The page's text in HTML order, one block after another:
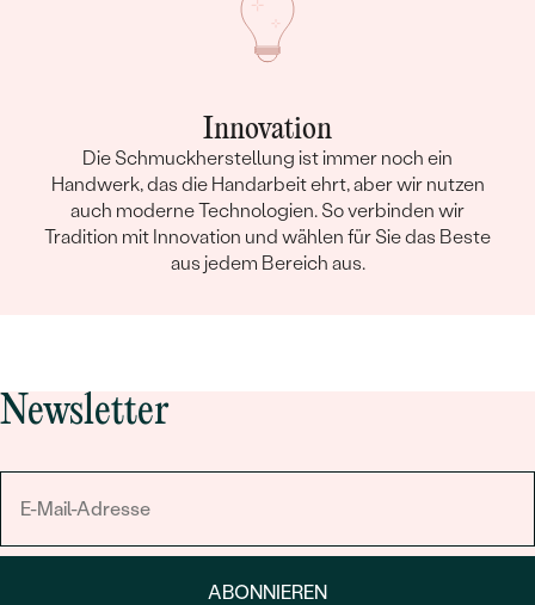
Innovation
Die Schmuckherstellung ist immer noch ein
Handwerk, das die Handarbeit ehrt, aber wir nutzen
auch moderne Technologien. So verbinden wir
Tradition mit Innovation und wählen für Sie das Beste
aus jedem Bereich aus.
Newsletter
ABONNIEREN